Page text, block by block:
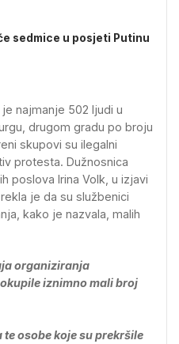
sedmice u posjeti Putinu
najmanje 502 ljudi u
drugom gradu po broju
skupovi su ilegalni
protesta. Dužnosnica
poslova Irina Volk, u izjavi
je da su službenici
kako je nazvala, malih
organiziranja
iznimno mali broj
osobe koje su prekršile